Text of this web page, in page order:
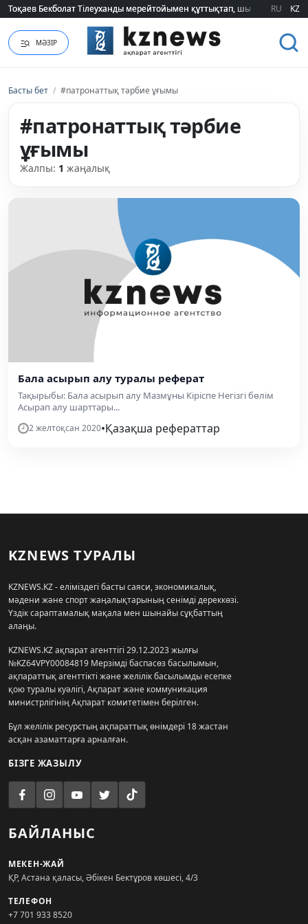
Тоқаев Бекболат Тілеуханды мерейтойымен құттықтап, шығармашылық
Тоқаев Бекболат Тілеуханды мерейтойымен құттықтап, шығармашылық
RU KZ
МӘЗІР
Басты бет / #патронаттық тәрбие ұғымы
#патронаттық тәрбие
ұғымы
Жалпы: 1 жаңалық
Бала асырып алу туралы реферат
Тақырыбы: Бала асырып алу Мазмұны Кіріспе Негізгі бөлім
Асырап алу шарттары...
2 желтоқсан 2020•Қазақша рефераттар
KZNEWS ТУРАЛЫ
KZNEWS.KZ - еліміздегі басты саяси, экономикалық,
мәдени және спорт жаңалықтарының сенімді дереккөзі.
Үздік сараптамалық мақала мен шынайы сұқбаттың
алаңы.
KZNEWS.KZ ақпарат агенттігі 29.12.2023 жылғы
№KZ64VPY00084819 Мерзімді баспасөз басылымын,
ақпараттық агенттікті және желілік басылымды есепке
қою туралы куәлігі, Ақпарат және коммуникация
министрлігінің Ақпарат комитетімен берілген.
Бұл желілік ресурстың ақпараттық өнімдері 18 жастан
асқан азаматтарға арналған.
БІЗГЕ ЖАЗЫЛУ
БАЙЛАНЫС
МЕКЕН-ЖАЙ
ҚР, Астана қаласы, Әбікен Бектұров көшесі, 4/3
ТЕЛЕФОН
+7 701 933 8520